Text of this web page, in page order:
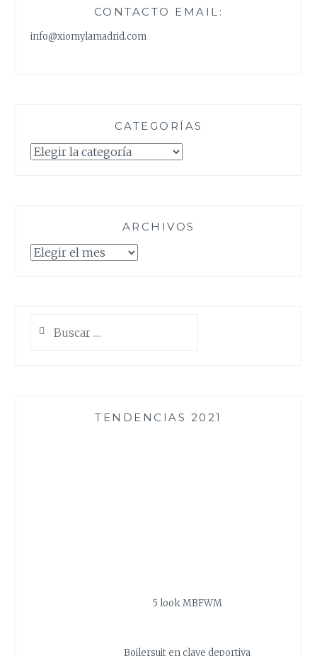
CONTACTO EMAIL:
info@xiomylamadrid.com
CATEGORÍAS
Categorías
ARCHIVOS
Archivos
TENDENCIAS 2021
5 look MBFWM
Boilersuit en clave deportiva